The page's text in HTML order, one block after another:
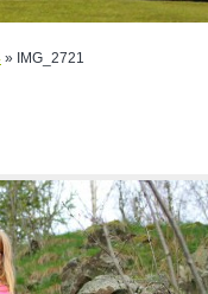
» IMG_2721